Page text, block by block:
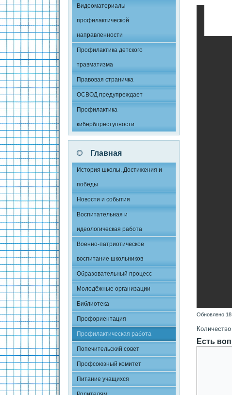
Видеоматериалы
профилактической
направленности
Профилактика детского
травматизма
Правовая страничка
ОСВОД предупреждает
Профилактика
кибербпреступности
Главная
История школы. Достижения и
победы
Новости и события
Воспитательная и
идеологическая работа
Военно-патриотическое
воспитание школьников
Образовательный процесс
Молодёжные организации
Библиотека
Профориентация
Профилактическая работа
Попечительский совет
Профсоюзный комитет
Питание учащихся
Обновлено
Есть